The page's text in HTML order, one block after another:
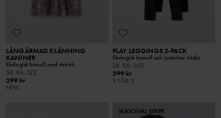
LÅNGÄRMAD KLÄNNING
KANINER
Ekologisk bomull med stretch
Stl : 86-122
299 kr
NEW
PLAY LEGGINGS 2-PACK
Ekologisk bomull och justerbar midja
Stl : 86-140
399 kr
3 FÖR 2
SEASONAL STRIPE